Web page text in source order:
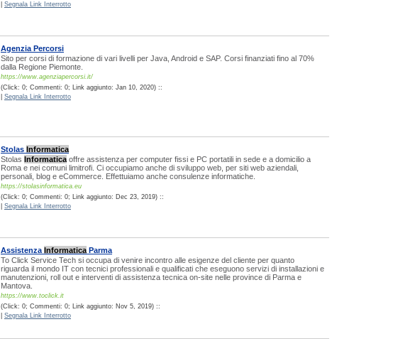
Segnala Link Interrotto
Agenzia Percorsi
Sito per corsi di formazione di vari livelli per Java, Android e SAP. Corsi finanziati fino al 70%
dalla Regione Piemonte.
https://www.agenziapercorsi.it/
(Click: 0; Commenti: 0; Link aggiunto: Jan 10, 2020) ::
Segnala Link Interrotto
Stolas Informatica
Stolas Informatica offre assistenza per computer fissi e PC portatili in sede e a domicilio a
Roma e nei comuni limitrofi. Ci occupiamo anche di sviluppo web, per siti web aziendali,
personali, blog e eCommerce. Effettuiamo anche consulenze informatiche.
https://stolasinformatica.eu
(Click: 0; Commenti: 0; Link aggiunto: Dec 23, 2019) ::
Segnala Link Interrotto
Assistenza Informatica Parma
To Click Service Tech si occupa di venire incontro alle esigenze del cliente per quanto
riguarda il mondo IT con tecnici professionali e qualificati che eseguono servizi di installazioni e
manutenzioni, roll out e interventi di assistenza tecnica on-site nelle province di Parma e
Mantova.
https://www.toclick.it
(Click: 0; Commenti: 0; Link aggiunto: Nov 5, 2019) ::
Segnala Link Interrotto